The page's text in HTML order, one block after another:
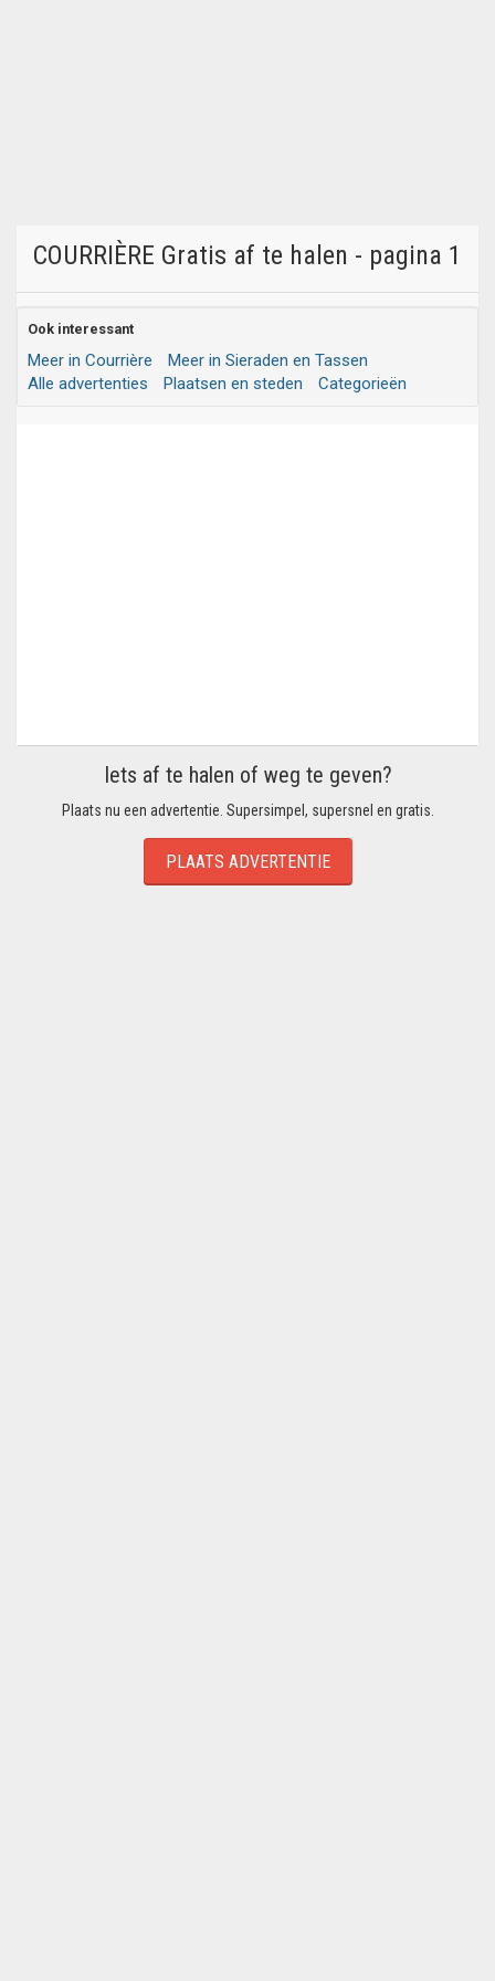
COURRIÈRE Gratis af te halen - pagina 1
Ook interessant
Meer in Courrière
Meer in Sieraden en Tassen
Alle advertenties
Plaatsen en steden Categorieën
Iets af te halen of weg te geven?
Plaats nu een advertentie. Supersimpel, supersnel en gratis.
PLAATS ADVERTENTIE